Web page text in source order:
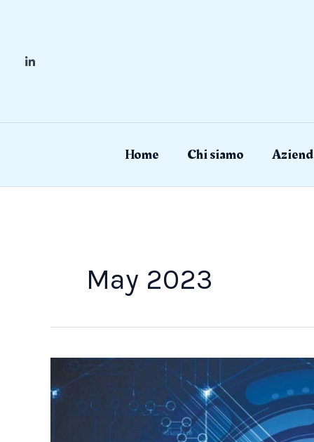
Home Chi siamo
May 2023